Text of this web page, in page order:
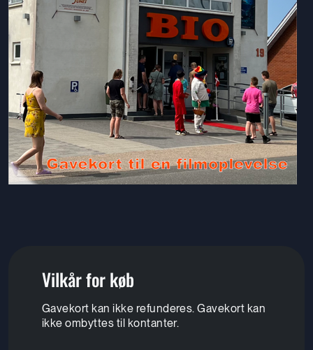
Vilkår for køb
Gavekort kan ikke refunderes. Gavekort kan
ikke ombyttes til kontanter.